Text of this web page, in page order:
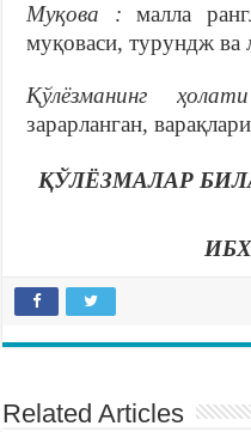
Муқова :малла
муқоваси, турундж ва
Қўлёзманинг
зарарланган,
ҚЎЛЁЗМАЛАР
Related Articles